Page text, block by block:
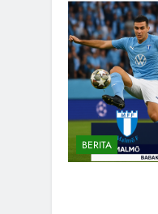
BERITA